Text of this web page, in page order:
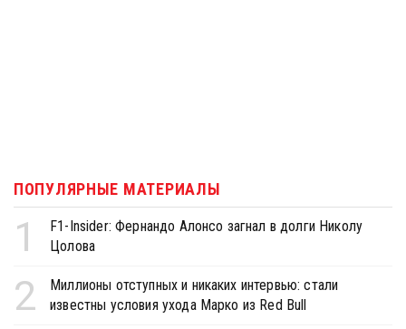
ПОПУЛЯРНЫЕ МАТЕРИАЛЫ
1
F1-Insider: Фернандо Алонсо загнал в долги Николу
Цолова
2
Миллионы отступных и никаких интервью: стали
известны условия ухода Марко из Red Bull